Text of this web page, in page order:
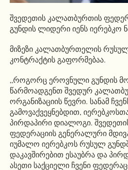
შვედეთის კალათბურთის
გუნდის ლიდერი იენს იერებკო
მიზეზი კალათბურთელის რუსულ
კონტრაქტის გაფორმებაა.
„როგორც ეროვნული გუნდის
წარმოადგენთ შვედურ
ორგანიზაციის წევრი. სანამ
გამოვაქვეყნებდით,
პირდაპირი დიალოგი.
ფედერაციის გენერალური
იუმალო იერებკოს რუსულ
დაკავშირებით ესაუბრა და
ასეთი საქციელი ჩვენი